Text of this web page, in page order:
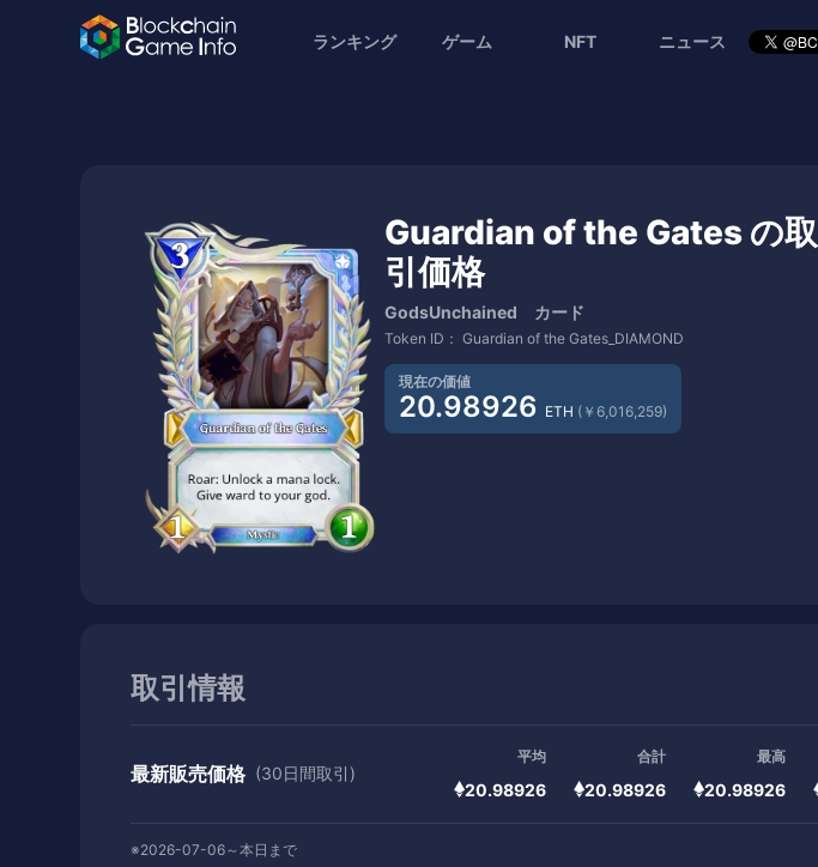
ランキング ゲーム NFT ニュース
Guardian of the Gates の取
引価格
GodsUnchained カード
Token ID： Guardian of the Gates_DIAMOND
現在の価値
20.98926 ETH (￥6,016,259)
取引情報
最新販売価格 (30日間取引)
平均 合計 最高
20.98926 20.98926 20.98926
※2026-07-06～本日まで